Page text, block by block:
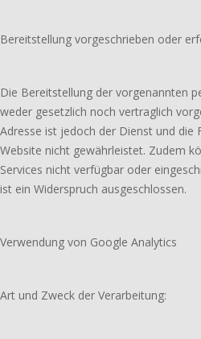
Bereitstellung vorgeschrieben oder
Die Bereitstellung der vorgenannten
weder gesetzlich noch vertraglich
Adresse ist jedoch der Dienst und die
Website nicht gewährleistet. Zudem
Services nicht verfügbar oder
ist ein Widerspruch ausgeschlossen.
Verwendung von Google Analytics
Art und Zweck der Verarbeitung: